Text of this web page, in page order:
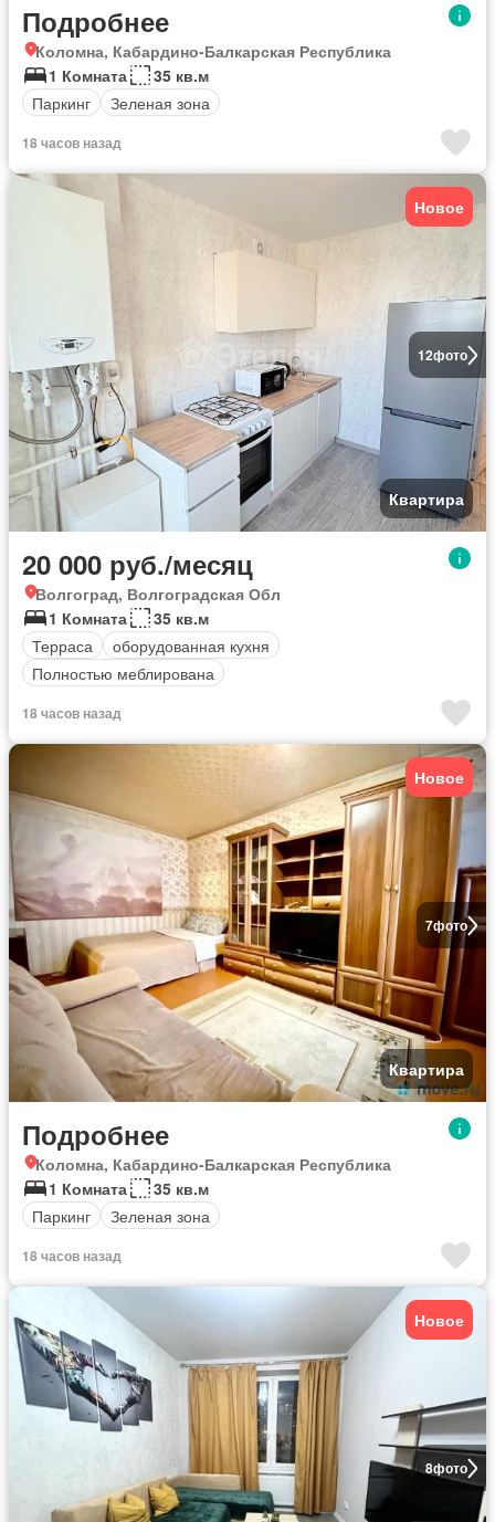
Подробнее
Коломна, Кабардино-Балкарская Республика
1 Комната
35 кв.м
Паркинг
Зеленая зона
18 часов назад
12фото
Новое
Квартира
20 000 руб./месяц
Волгоград, Волгоградская Обл
1 Комната
35 кв.м
Терраса
оборудованная кухня
Полностью меблирована
18 часов назад
7фото
Новое
Квартира
Подробнее
Коломна, Кабардино-Балкарская Республика
1 Комната
35 кв.м
Паркинг
Зеленая зона
18 часов назад
8фото
Новое